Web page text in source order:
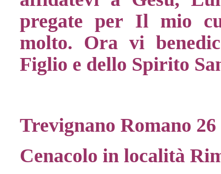
pregate per Il mio
molto. Ora vi
Figlio e dello Spirito
Trevignano Romano
Cenacolo in località